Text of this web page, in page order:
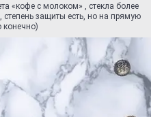
«кофе с молоком» , стекла более
степень защиты есть, но на прямую
конечно)